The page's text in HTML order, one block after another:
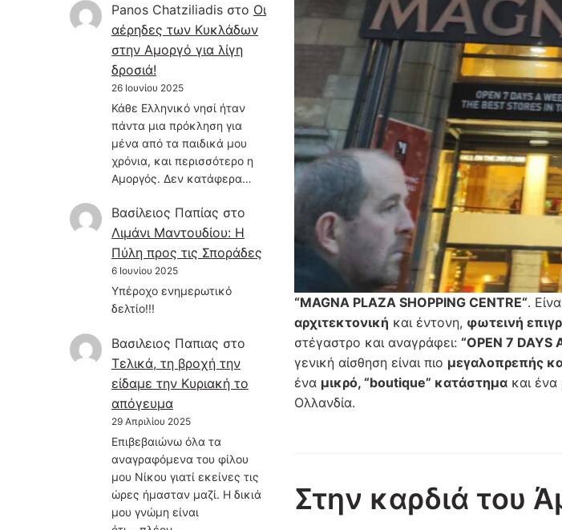
Panos Chatziliadis στο Οι
αέρηδες των Κυκλάδων
στην Αμοργό για λίγη
δροσιά!
26 Ιουνίου 2025
Κάθε Ελληνικό νησί ήταν
πάντα μια πρόκληση για
μένα από τα παιδικά μου
χρόνια, και περισσότερο η
Αμοργός. Δεν κατάφερα…
Βασίλειος Παπίας στο
Λιμάνι Μαντουδίου: Η
Πύλη προς τις Σποράδες
6 Ιουνίου 2025
Υπέροχο ενημερωτικό
δελτίο!!!
Βασιλειος Παπιας στο
Τελικά, τη βροχή την
είδαμε την Κυριακή το
απόγευμα
29 Απριλίου 2025
Επιβεβαιώνω όλα τα
αναγραφόμενα του φίλου
μου Νίκου γιατί εκείνες τις
ώρες ήμασταν μαζί. Η δικιά
μου γνώμη είναι
“MAGNA PLAZA SHOPPING CENTRE“.
αρχιτεκτονική και έντονη, φωτεινή
στέγαστρο και αναγράφει: “OPEN 7 DAYS
γενική αίσθηση είναι πιο μεγαλοπρεπής
ένα μικρό, “boutique” κατάστημα και ένα
Ολλανδία.
Στην καρδιά του